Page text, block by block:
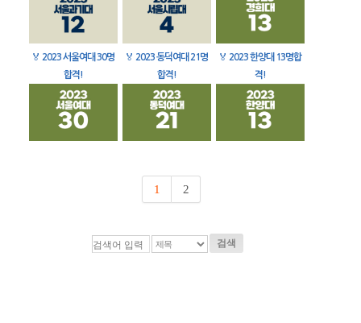
🏅 2023 서울여대 30명
합격!
🏅 2023 동덕여대 21명
합격!
🏅 2023 한양대 13명합
격!
1 2
검색